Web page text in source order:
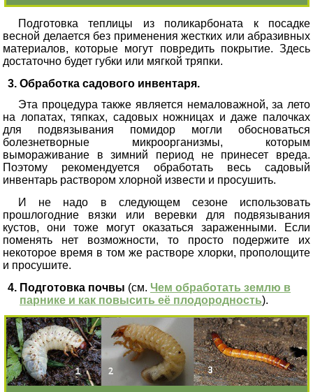
Подготовка теплицы из поликарбоната к посадке
весной делается без применения жестких или абразивных
материалов, которые могут повредить покрытие. Здесь
достаточно будет губки или мягкой тряпки.
Обработка садового инвентаря.
Эта процедура также является немаловажной, за лето
на лопатах, тяпках, садовых ножницах и даже палочках
для подвязывания помидор могли обосноваться
болезнетворные микроорганизмы, которым
вымораживание в зимний период не принесет вреда.
Поэтому рекомендуется обработать весь садовый
инвентарь раствором хлорной извести и просушить.
И не надо в следующем сезоне использовать
прошлогодние вязки или веревки для подвязывания
кустов, они тоже могут оказаться зараженными. Если
поменять нет возможности, то просто подержите их
некоторое время в том же растворе хлорки, прополощите
и просушите.
Подготовка почвы (см. Чем обработать землю в
парнике и как повысить её плодородность).